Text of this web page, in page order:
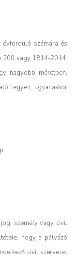
számára és
200 vagy 1814-2014.
nagyobb méretben,
legyen, ugyanakkor
személy vagy civil
hogy a pályázó
civil szervezet